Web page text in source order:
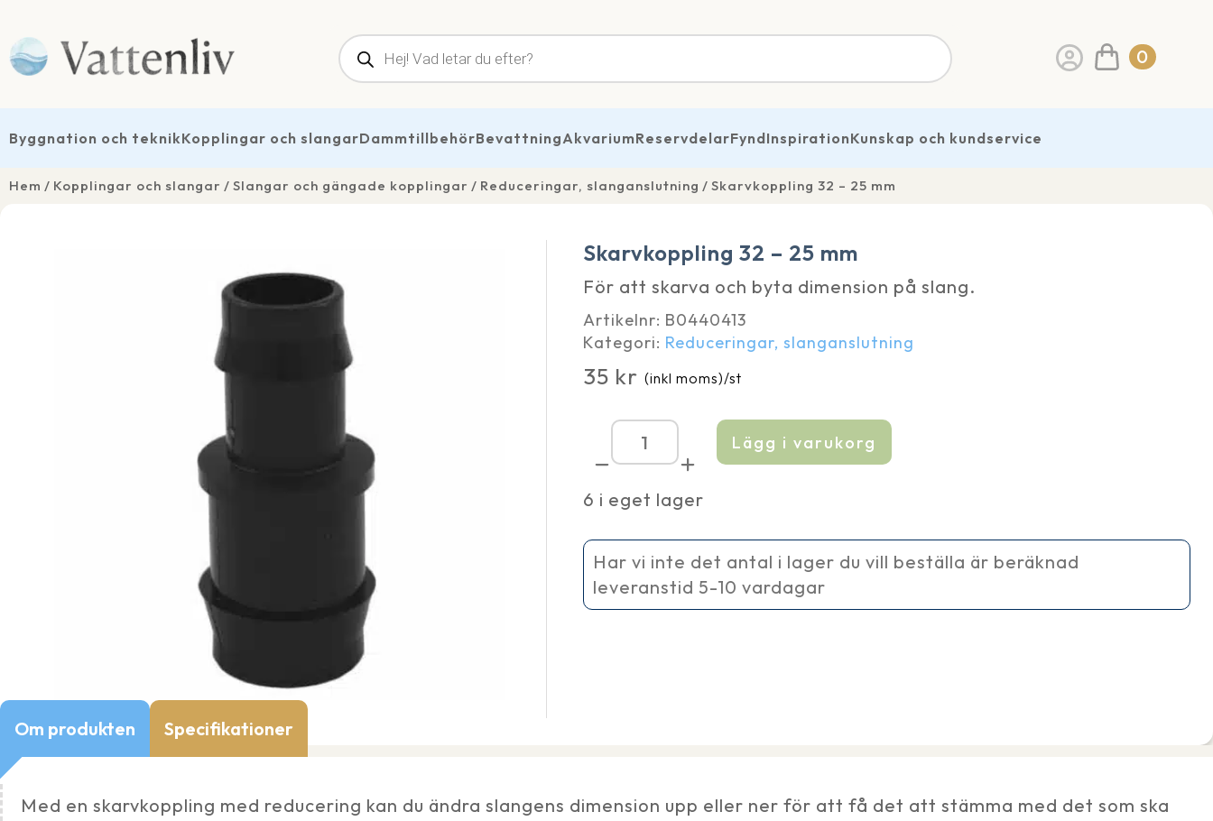
Produktsökning
0
Byggnation och teknikKopplingar och slangarDammtillbehörBevattningAkvariumReservdelarFyndInspirationKunskap och kundservice
Hem Kopplingar och slangar Slangar och gängade kopplingar Reduceringar, slanganslutning Skarvkoppling 32 – 25 mm
Skarvkoppling 32 – 25 mm
För att skarva och byta dimension på slang.
Artikelnr: B0440413
Kategori: Reduceringar, slanganslutning
35 kr (inkl moms)/st
6 i eget lager
Skarvkoppling
32
25
mängd
Lägg i varukorg
Har vi inte det antal i lager du vill beställa är beräknad
leveranstid 5-10 vardagar
Om produkten Specifikationer
Med en skarvkoppling med reducering kan du ändra slangens dimension upp eller ner för att få det att stämma med det som ska